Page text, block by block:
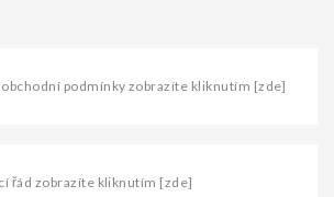
obchodní podmínky zobrazíte kliknutím [zde]
řád zobrazíte kliknutím [zde]